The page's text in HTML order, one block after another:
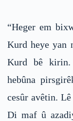
“Heger em
Kurd heye yan
Kurd bê kirin.
hebûna
cesûr avêtin.
Di maf û